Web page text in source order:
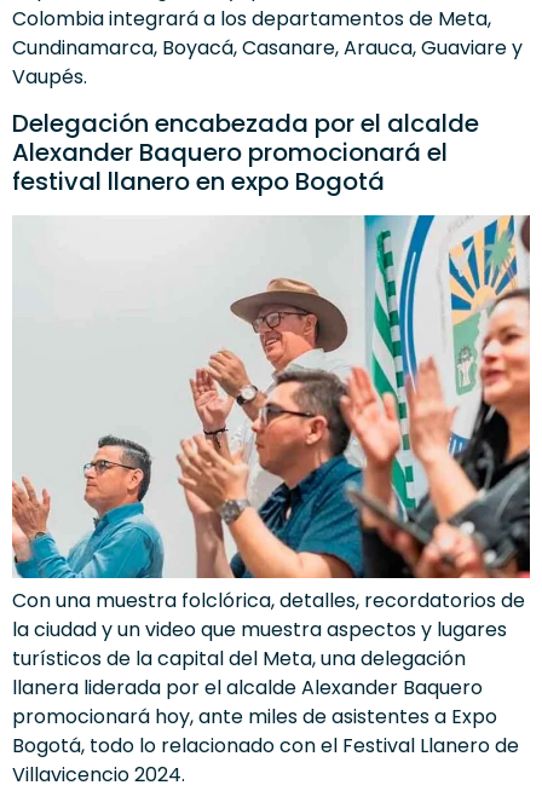
Colombia integrará a los departamentos de Meta,
Cundinamarca, Boyacá, Casanare, Arauca, Guaviare y
Vaupés.
Delegación encabezada por el alcalde
Alexander Baquero promocionará el
festival llanero en expo Bogotá
Con una muestra folclórica, detalles, recordatorios de
la ciudad y un video que muestra aspectos y lugares
turísticos de la capital del Meta, una delegación
llanera liderada por el alcalde Alexander Baquero
promocionará hoy, ante miles de asistentes a Expo
Bogotá, todo lo relacionado con el Festival Llanero de
Villavicencio 2024.